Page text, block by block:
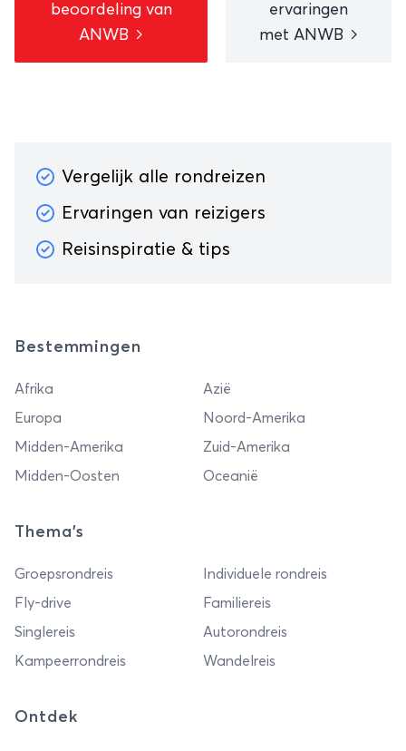
beoordeling van
ANWB
ervaringen
met ANWB
Vergelijk alle rondreizen
Ervaringen van reizigers
Reisinspiratie & tips
Bestemmingen
Afrika
Azië
Europa
Noord-Amerika
Midden-Amerika
Zuid-Amerika
Midden-Oosten
Oceanië
Thema's
Groepsrondreis
Individuele rondreis
Fly-drive
Familiereis
Singlereis
Autorondreis
Kampeerrondreis
Wandelreis
Ontdek